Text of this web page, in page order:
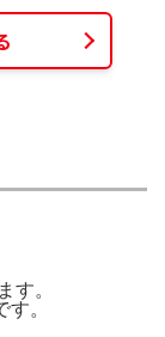
す。
す。